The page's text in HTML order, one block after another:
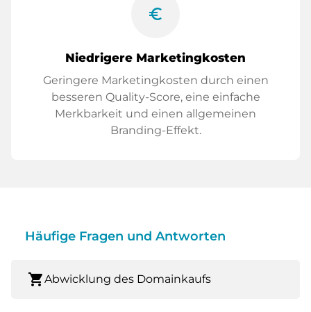
euro_symbol
Niedrigere Marketingkosten
Geringere Marketingkosten durch einen
besseren Quality-Score, eine einfache
Merkbarkeit und einen allgemeinen
Branding-Effekt.
Häufige Fragen und Antworten
shopping_cartAbwicklung des Domainkaufs